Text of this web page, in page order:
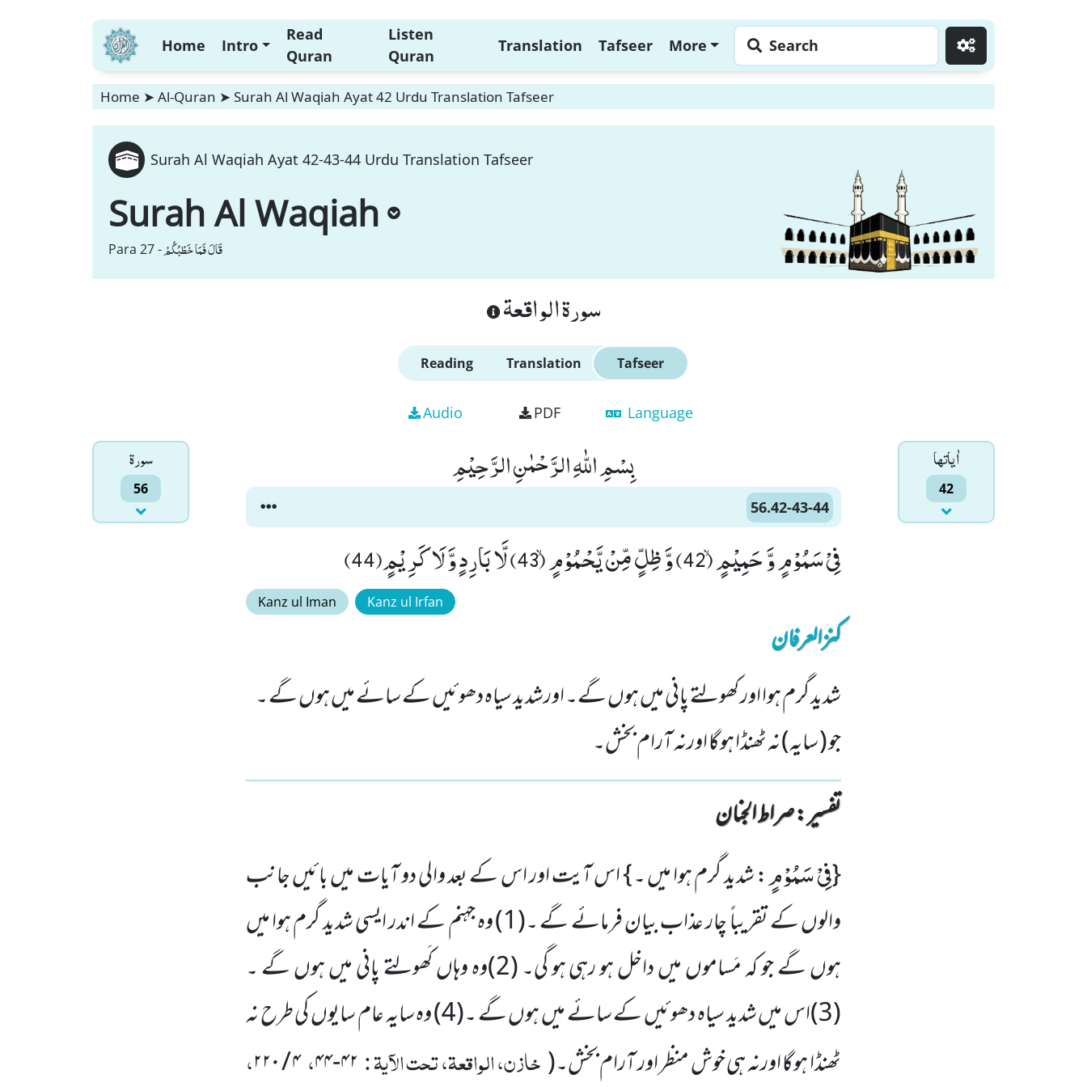
Home Intro
Read
Quran
Listen
Quran
Translation Tafseer More Search
Home ➤ Al-Quran ➤ Surah Al Waqiah Ayat 42 Urdu Translation Tafseer
Surah Al Waqiah Ayat 42-43-44 Urdu Translation Tafseer
Surah Al Waqiah
Para 27 -قَالَ فَمَا خَطْبُكُمْ
سورة الواقعة
Reading Translation Tafseer
Audio PDF Language
سورۃ
56
اٰياتها
42
بِسْمِ اللّٰهِ الرَّحْمٰنِ الرَّحِیْمِ
56.42-43-44
فِیْ سَمُوْمٍ وَّ حَمِیْمٍۙ (42) وَّ ظِلٍّ مِّنْ یَّحْمُوْمٍۙ (43) لَّا بَارِدٍ وَّ لَا كَرِیْمٍ(44)
Kanz ul Iman Kanz ul Irfan
کنزالعرفان
شدید گرم ہوا اور کھولتے پانی میں ہوں گے۔ اورشدید سیاہ دھوئیں کے سائے میں ہوں گے ۔
جو ( سایہ) نہ ٹھنڈا ہوگا اورنہ آرام بخش۔
تفسیر : ‎صراط الجنان
{فِیْ سَمُوْمٍ: شدید گرم ہوا میں ۔ }اس آیت اور اس کے بعد والی دو آیات میں بائیں جانب
والوں کے تقریباً چارعذاب بیان فرمائے گے ۔(1) وہ جہنم کے اندر ایسی شدید گرم ہوا میں
ہوں گے جو کہ مَساموں میں داخل ہو رہی ہو گی۔ (2) وہ وہاں کَھولتے پانی میں ہوں گے ۔
(
3) اس میں شدید سیاہ دھوئیں کے سائے میں ہوں گے ۔(4) وہ سایہ عام سایوں کی طرح نہ
ٹھنڈا ہوگا اورنہ ہی خوش منظر اور آرام بخش۔(خازن، الواقعۃ، تحت الآیۃ : ۴۲-۴۴،۴/۲۲۰،